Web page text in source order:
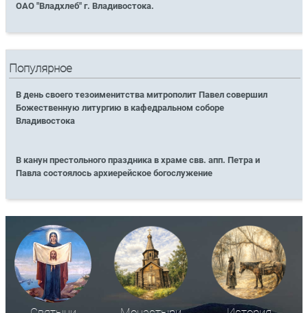
ОАО "Владхлеб" г. Владивостока.
Популярное
В день своего тезоименитства митрополит Павел совершил
Божественную литургию в кафедральном соборе
Владивостока
В канун престольного праздника в храме свв. апп. Петра и
Павла состоялось архиерейское богослужение